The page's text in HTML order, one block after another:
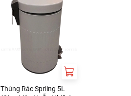
Thùng Rác Spriing 5L